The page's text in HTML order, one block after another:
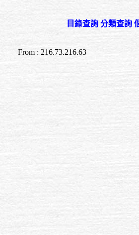
目錄查詢 分類查詢
From : 216.73.216.63